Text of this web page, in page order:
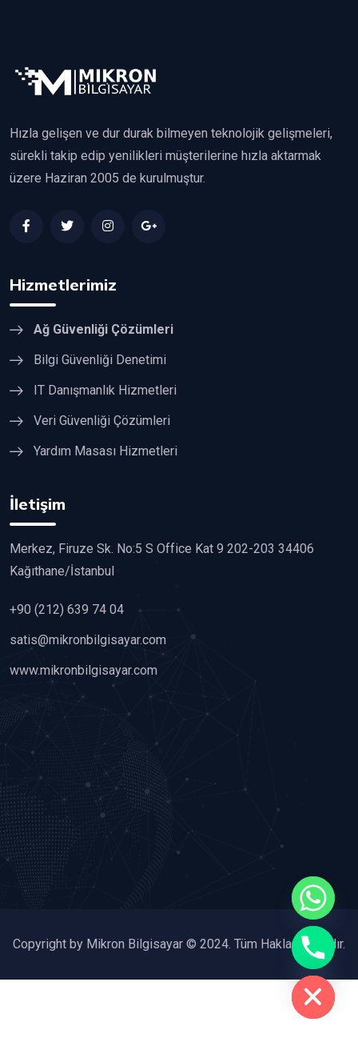
Hızla gelişen ve dur durak bilmeyen teknolojik gelişmeleri,
sürekli takip edip yenilikleri müşterilerine hızla aktarmak
üzere Haziran 2005 de kurulmuştur.
Hizmetlerimiz
Ağ Güvenliği Çözümleri
Bilgi Güvenliği Denetimi
IT Danışmanlık Hizmetleri
Veri Güvenliği Çözümleri
Yardım Masası Hizmetleri
İletişim
Merkez, Firuze Sk. No:5 S Office Kat 9 202-203 34406
Kağıthane/İstanbul
+90 (212) 639 74 04
satis@mikronbilgisayar.com
www.mikronbilgisayar.com
Copyright by Mikron Bilgisayar © 2024. Tüm Hakları Saklıdır.
Hide
chaty